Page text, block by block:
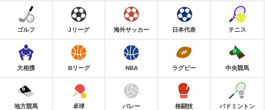
ゴルフ Jリーグ 海外サッカー 日本代表 テニス
大相撲 Bリーグ NBA ラグビー 中央競馬
地方競馬 卓球 バレー 格闘技 バドミントン